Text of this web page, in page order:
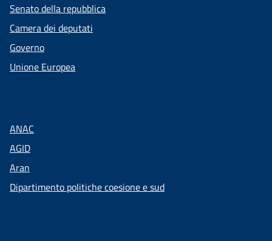
Senato della repubblica
Camera dei deputati
Governo
Unione Europea
ANAC
AGID
Aran
Dipartimento politiche coesione e sud